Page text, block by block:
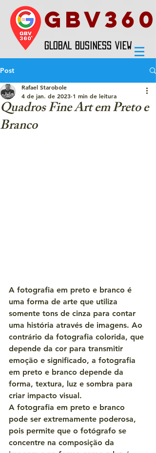
GBV360
GLOBAL BUSINESS VIEW
Post
Quadros Fine Art em Preto e
Branco
Rafael Starobole
4 de jan. de 2023 1 min de leitura
A fotografia em preto e branco é
uma forma de arte que utiliza
somente tons de cinza para contar
uma história através de imagens. Ao
contrário da fotografia colorida, que
depende da cor para transmitir
emoção e significado, a fotografia
em preto e branco depende da
forma, textura, luz e sombra para
criar impacto visual.
A fotografia em preto e branco
pode ser extremamente poderosa,
pois permite que o fotógrafo se
concentre na composição da